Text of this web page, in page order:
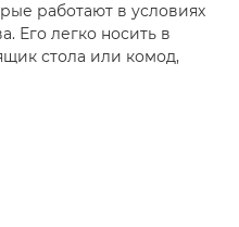
работают в условиях
Его легко носить в
стола или комод,